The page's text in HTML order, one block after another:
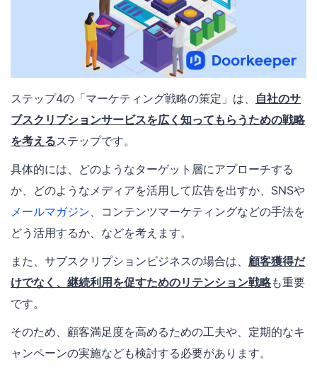
ステップ4の「マーケティング戦略の策定」は、 自社のサ
ブスクリプションサービスを広く知ってもらうための戦略
を考えるステップです。
具体的には、どのようなターゲット層にアプローチする
か、どのようなメディアを活用して広告を出すか、SNSや
メールマガジン、コンテンツマーケティングなどの手法を
どう活用するか、などを考えます。
また、サブスクリプションビジネスの場合は、 顧客獲得だ
けでなく、継続利用を促すためのリテンション戦略も重要
です。
そのため、顧客満足度を高めるための工夫や、定期的なキ
ャンペーンの実施なども検討する必要があります。